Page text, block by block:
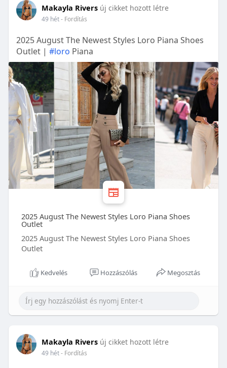
Makayla Rivers új cikket hozott létre
49 hét- Fordítás
2025 August The Newest Styles Loro Piana Shoes
Outlet | #loro Piana
2025 August The Newest Styles Loro Piana Shoes
Outlet
2025 August The Newest Styles Loro Piana Shoes
Outlet
Kedvelés Hozzászólás Megosztás
Makayla Rivers új cikket hozott létre
49 hét- Fordítás